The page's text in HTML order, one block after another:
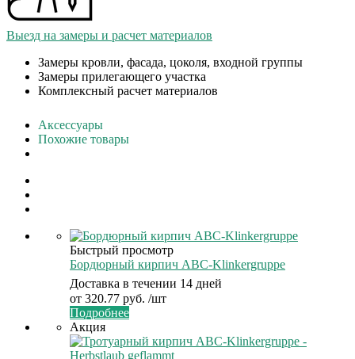
Выезд на замеры и расчет материалов
Замеры кровли, фасада, цоколя, входной группы
Замеры прилегающего участка
Комплексный расчет материалов
Аксессуары
Похожие товары
Быстрый просмотр
Бордюрный кирпич ABC-Klinkergruppe
Доставка в течении 14 дней
от 320.77 руб. /шт
Подробнее
Акция